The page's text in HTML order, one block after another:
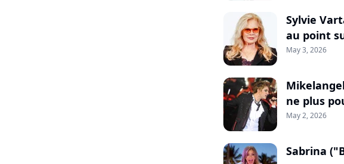
Sylvie
au point
May 3, 2026
ne plus
May 2, 2026
Sabrina